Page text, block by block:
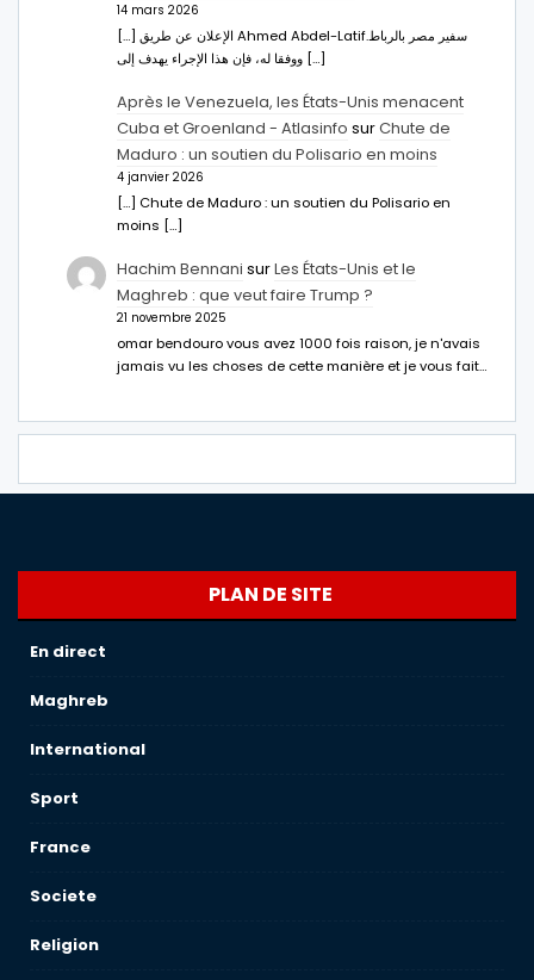
14 mars 2026
[…] الإعلان عن طريق Ahmed Abdel-Latifسفير مصر بالرباط.
ووفقا له، فإن هذا الإجراء يهدف إلى […]
Après le Venezuela, les États-Unis menacent
Cuba et Groenland - Atlasinfo surChute de
Maduro : un soutien du Polisario en moins
4 janvier 2026
[…] Chute de Maduro : un soutien du Polisario en
moins […]
Hachim Bennani surLes États-Unis et le
Maghreb : que veut faire Trump ?
21 novembre 2025
omar bendouro vous avez 1000 fois raison, je n'avais
jamais vu les choses de cette manière et je vous fait…
PLAN DE SITE
En direct
Maghreb
International
Sport
France
Societe
Religion